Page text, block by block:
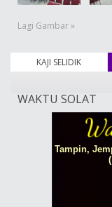
Lagi Gambar »
KAJI SELIDIK
WAKTU SOLAT